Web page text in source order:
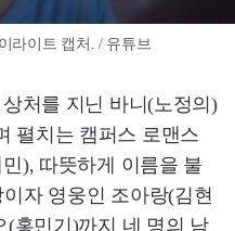
라이트 캡처. / 유튜브
처를 지닌 바니(노정의)
펼치는 캠퍼스 로맨스
), 따뜻하게 이름을 불
자 영웅인 조아랑(김현
(홍민기)까지 네 명의 남